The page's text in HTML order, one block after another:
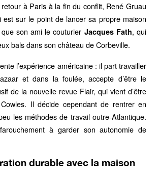
retour à Paris à la fin du conflit, René Gruau
est sur le point de lancer sa propre maison
son ami le couturier Jacques Fath, qui
bals dans son château de Corbeville.
l’expérience américaine : il part travailler
et dans la foulée, accepte d’être le
de la nouvelle revue Flair, qui vient d’être
Il décide cependant de rentrer en
les méthodes de travail outre-Atlantique.
à garder son autonomie de
durable avec la maison